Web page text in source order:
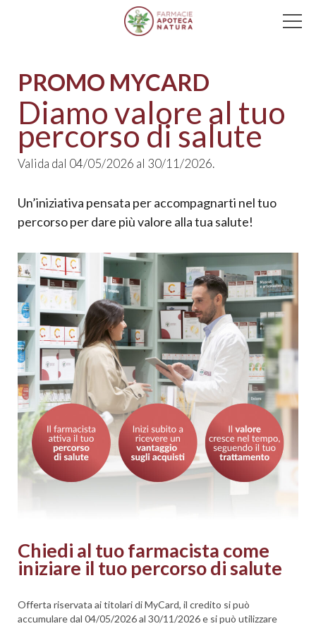
Main Navigation
PROMO MYCARD
Diamo valore al tuo
percorso di salute
Valida dal 04/05/2026 al 30/11/2026.
Un’iniziativa pensata per accompagnarti nel tuo
percorso per dare più valore alla tua salute!
Chiedi al tuo farmacista come
iniziare il tuo percorso di salute
Offerta riservata ai titolari di MyCard, il credito si può
accumulare dal 04/05/2026 al 30/11/2026 e si può utilizzare